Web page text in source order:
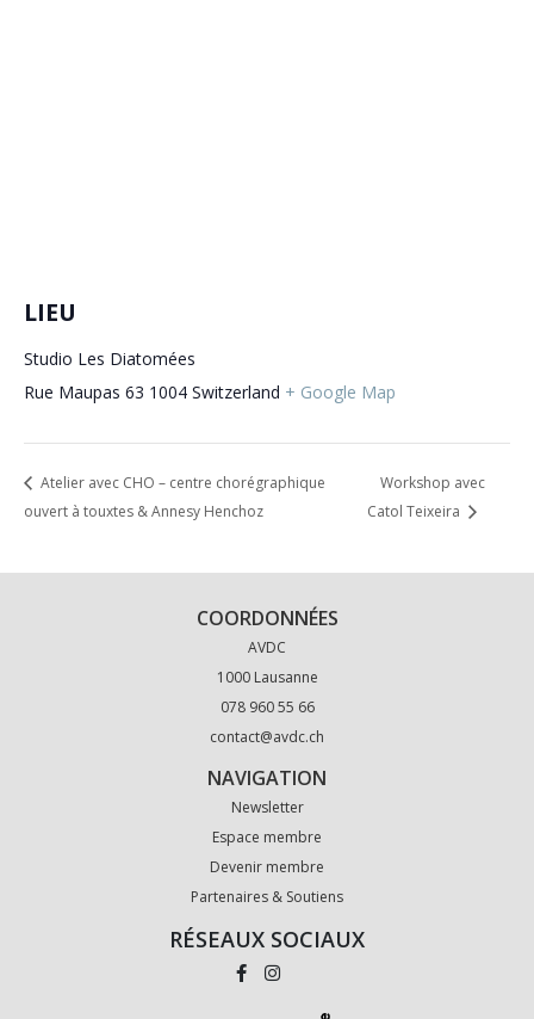
LIEU
Studio Les Diatomées
Rue Maupas 63 1004 Switzerland + Google Map
Atelier avec CHO – centre chorégraphique
ouvert à touxtes & Annesy Henchoz
Workshop avec
Catol Teixeira
COORDONNÉES
AVDC
1000 Lausanne
078 960 55 66
contact@avdc.ch
NAVIGATION
Newsletter
Espace membre
Devenir membre
Partenaires & Soutiens
RÉSEAUX SOCIAUX